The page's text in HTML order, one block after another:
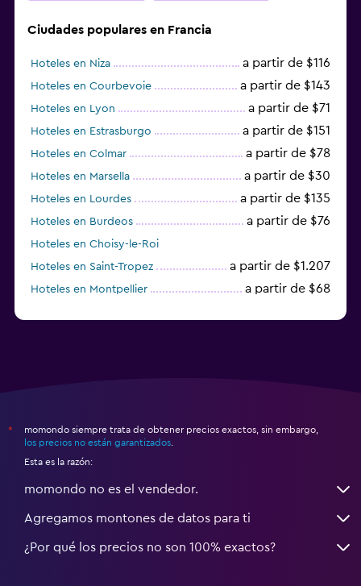
Ciudades populares en Francia
Hoteles en Niza a partir de $116
Hoteles en Courbevoie a partir de $143
Hoteles en Lyon a partir de $71
Hoteles en Estrasburgo a partir de $151
Hoteles en Colmar a partir de $78
Hoteles en Marsella a partir de $30
Hoteles en Lourdes a partir de $135
Hoteles en Burdeos a partir de $76
Hoteles en Choisy-le-Roi
Hoteles en Saint-Tropez
a partir de $1.207
Hoteles en Montpellier a partir de $68
*
momondo siempre trata de obtener precios exactos, sin embargo,
los precios no están garantizados
Esta es la razón:
momondo no es el vendedor.
Agregamos montones de datos para ti
¿Por qué los precios no son 100% exactos?